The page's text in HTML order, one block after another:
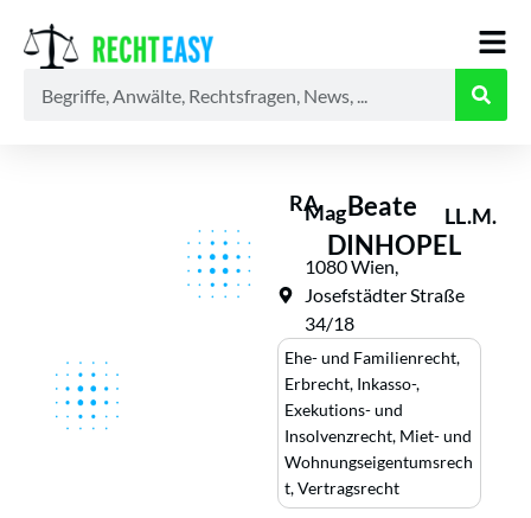
RAMagBeate
DINHOPEL
LL.M.
1080 Wien,
Josefstädter Straße
34/18
Ehe- und Familienrecht,
Erbrecht, Inkasso-,
Exekutions- und
Insolvenzrecht, Miet- und
Wohnungseigentumsrech
t,Vertragsrecht